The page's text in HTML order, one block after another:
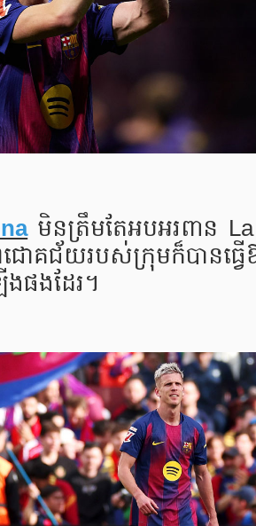
មិនត្រឹមតែអបអរពាន
ោគជ័យរបស់ក្រុមក៏បានធ្វើ
ងផងដែរ។